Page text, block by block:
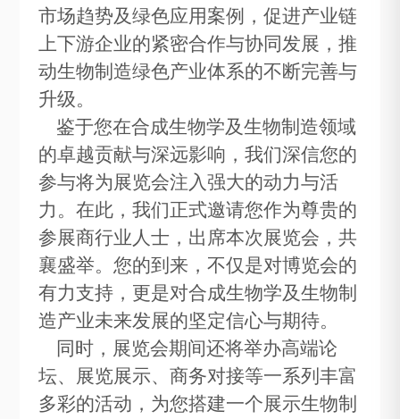
市场趋势及绿色应用案例，促进产业链
上下游企业的紧密合作与协同发展，推
动生物制造绿色产业体系的不断完善与
升级。
鉴于您在合成生物学及生物制造领域
的卓越贡献与深远影响，我们深信您的
参与将为展览会注入强大的动力与活
力。在此，我们正式邀请您作为尊贵的
参展商行业人士，出席本次展览会，共
襄盛举。您的到来，不仅是对博览会的
有力支持，更是对合成生物学及生物制
造产业未来发展的坚定信心与期待。
同时，展览会期间还将举办高端论
坛、展览展示、商务对接等一系列丰富
多彩的活动，为您搭建一个展示生物制